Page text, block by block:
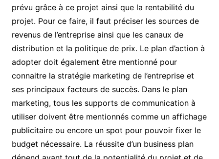
prévu grâce à ce projet ainsi que la rentabilité du
projet. Pour ce faire, il faut préciser les sources de
revenus de l’entreprise ainsi que les canaux de
distribution et la politique de prix. Le plan d’action à
adopter doit également être mentionné pour
connaitre la stratégie marketing de l’entreprise et
ses principaux facteurs de succès. Dans le plan
marketing, tous les supports de communication à
utiliser doivent être mentionnés comme un affichage
publicitaire ou encore un spot pour pouvoir fixer le
budget nécessaire. La réussite d’un business plan